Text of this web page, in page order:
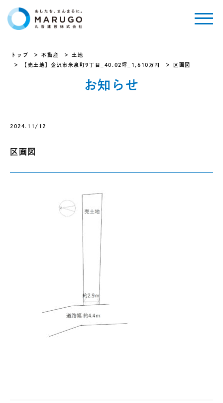
トップ 不動産
土地
【売土地】金沢市米泉町9丁目_40.02坪_1,610万円
区画図
お知らせ
2024.11/12
区画図